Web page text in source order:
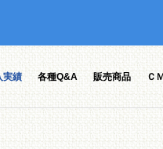
実績 各種Q&A 販売商品 Ｃ